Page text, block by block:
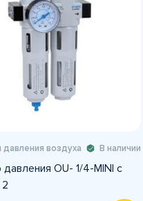
воздуха В наличии
OU- 1/4-MINI с